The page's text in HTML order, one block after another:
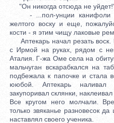
"Он никогда отсюда не
- ...пол-унции канифоли и
желтого воску и еще,
кости - я этим чищу лаковые
Аптекарь начал резать
с Ирмой на руках, рядом с
Аталия. Г-жа Оме села на
мальчуган вскарабкался на
подбежала к папочке и стала
ююбой. Аптекарь наливал
закупоривал склянки, наклеивал
Все кругом него молчали.
только звяканье разновесок
наставлял своего ученика.